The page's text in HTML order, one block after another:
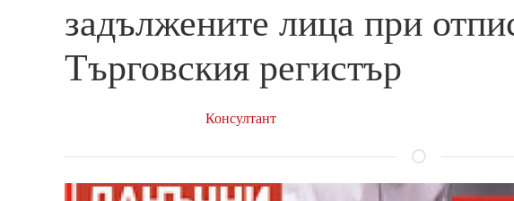
задължените лица при
Търговския регистър
Консултант